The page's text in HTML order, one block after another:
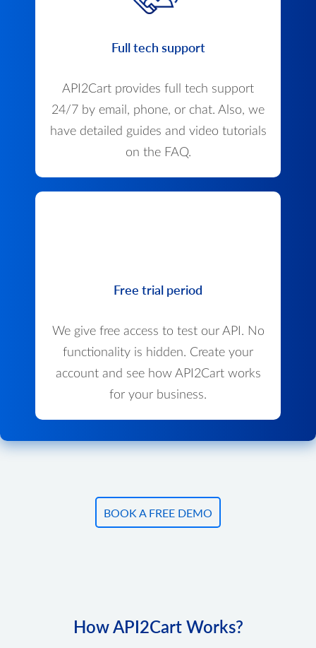
Full tech support
API2Cart provides full tech support
24/7 by email, phone, or chat. Also, we
have detailed guides and video tutorials
on the FAQ.
Free trial period
We give free access to test our API. No
functionality is hidden. Create your
account and see how API2Cart works
for your business.
BOOK A FREE DEMO
How API2Cart Works?